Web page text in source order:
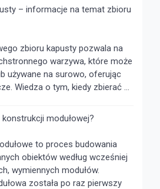
– informacje na temat zbioru
zbioru kapusty pozwala na
warzywa, które może
używane na surowo, oferując
Wiedza o tym, kiedy zbierać …
modułowej?
to proces budowania
obiektów według wcześniej
wymiennych modułów.
została po raz pierwszy